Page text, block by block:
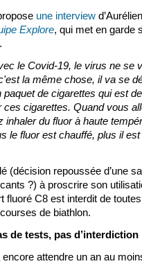
une interview d’Aurélien
Explore, qui met en garde
le Covid-19, le virus ne se
la même chose, il va se
de cigarettes qui est
cigarettes. Quand vous
du fluor à haute
le fluor est chauffé, plus il est
(décision repoussée d’une
?) à proscrire son
fluoré C8 est interdit de
de biathlon.
de tests, pas d’interdiction
attendre un an au